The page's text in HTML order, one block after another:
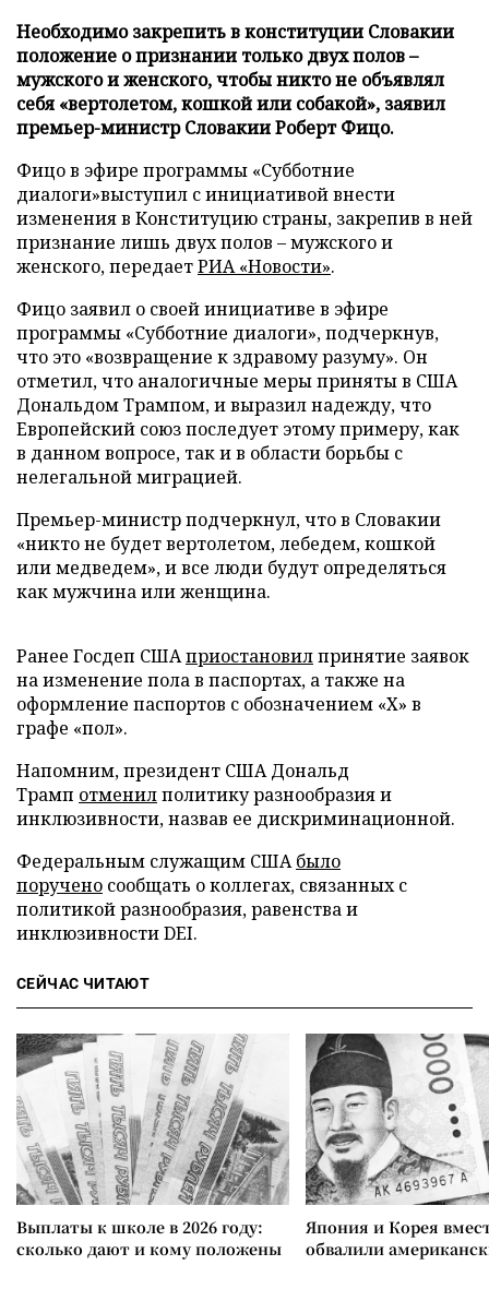
Необходимо закрепить в конституции Словакии
положение о признании только двух полов –
мужского и женского, чтобы никто не объявлял
себя «вертолетом, кошкой или собакой», заявил
премьер-министр Словакии Роберт Фицо.
Фицо в эфире программы «Субботние
диалоги»выступил с инициативой внести
изменения в Конституцию страны, закрепив в ней
признание лишь двух полов – мужского и
женского, передаетРИА «Новости».
Фицо заявил о своей инициативе в эфире
программы «Субботние диалоги», подчеркнув,
что это «возвращение к здравому разуму». Он
отметил, что аналогичные меры приняты в США
Дональдом Трампом, и выразил надежду, что
Европейский союз последует этому примеру, как
в данном вопросе, так и в области борьбы с
нелегальной миграцией.
Премьер-министр подчеркнул, что в Словакии
«никто не будет вертолетом, лебедем, кошкой
или медведем», и все люди будут определяться
как мужчина или женщина.
Ранее Госдеп СШАприостановилпринятие заявок
на изменение пола в паспортах, а также на
оформление паспортов с обозначением «Х» в
графе «пол».
Напомним, президент США Дональд
Трамп отменилполитику разнообразия и
инклюзивности, назвав ее дискриминационной.
Федеральным служащим СШАбыло
поручено сообщать о коллегах, связанных с
политикой разнообразия, равенства и
инклюзивности DEI.
СЕЙЧАС ЧИТАЮТ
Выплаты к школе в 2026 году:
сколько дают и кому положены
Япония и Корея
обвалили